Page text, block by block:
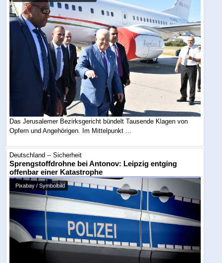
Das Jerusalemer Bezirksgericht bündelt Tausende Klagen von
Opfern und Angehörigen. Im Mittelpunkt ...
Deutschland -- Sicherheit
Sprengstoffdrohne bei Antonov: Leipzig entging
offenbar einer Katastrophe
Pixabay / Symbolbild